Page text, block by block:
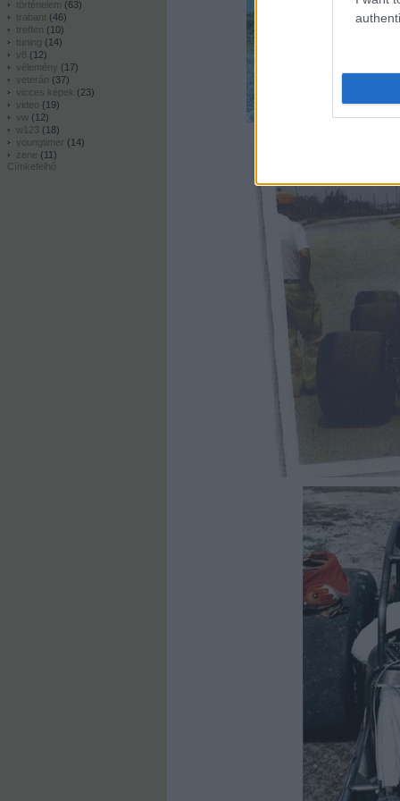
történelem
(63)
trabant (46)
treffen
(10)
tuning (14)
v8 (12)
vélemény (17)
veterán
(37)
vicces képek (23)
video
(19)
vw (12)
w123 (18)
youngtimer (14)
zene
(11)
Címkefelhő